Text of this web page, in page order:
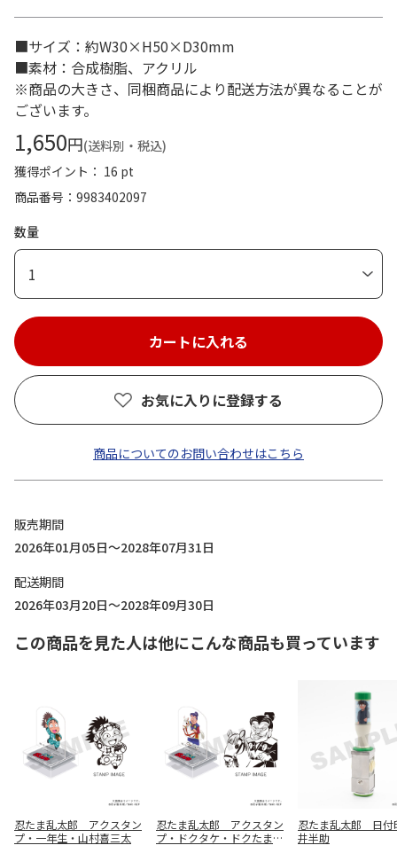
■サイズ：約W30×H50×D30mm
■素材：合成樹脂、アクリル
※商品の大きさ、同梱商品により配送方法が異なることが
ございます。
1,650円(送料別・税込)
獲得ポイント： 16 pt
商品番号
9983402097
数量
1
お気に入りに登録する
商品についてのお問い合わせはこちら
販売期間
2026年01月05日～2028年07月31日
配送期間
2026年03月20日～2028年09月30日
この商品を見た人は他にこんな商品も買っています
忍たま乱太郎 アクスタン
プ・一年生・山村喜三太
忍たま乱太郎 アクスタン
プ・ドクタケ・ドクたまシ
忍たま乱太郎 日付
井半助